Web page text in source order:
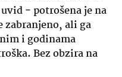
− potrošena je na
ali ga
i godinama
Bez obzira na